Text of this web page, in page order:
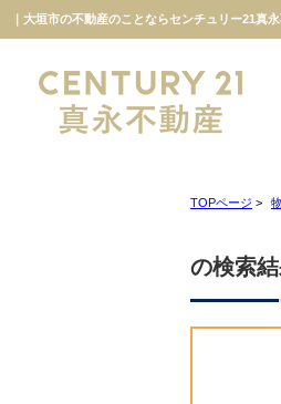
｜大垣市の不動産のことならセンチュリー21真
TOPページ >
の検索